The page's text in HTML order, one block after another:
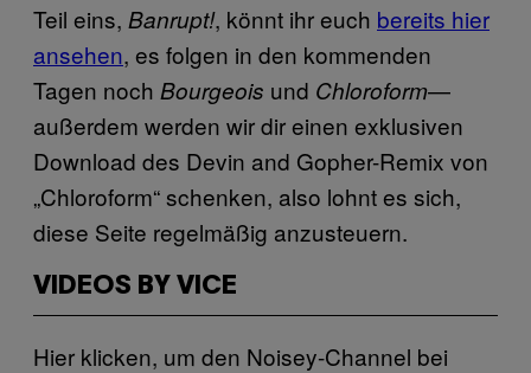
Teil eins, Banrupt!, könnt ihr euch bereits hier
ansehen, es folgen in den kommenden
Tagen noch Bourgeois und Chloroform—
außerdem werden wir dir einen exklusiven
Download des Devin and Gopher-Remix von
„Chloroform“ schenken, also lohnt es sich,
diese Seite regelmäßig anzusteuern.
VIDEOS BY VICE
Hier klicken, um den Noisey-Channel bei